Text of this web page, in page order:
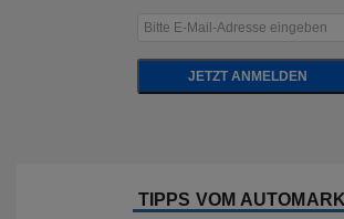
JETZT ANMELDEN
TIPPS VOM